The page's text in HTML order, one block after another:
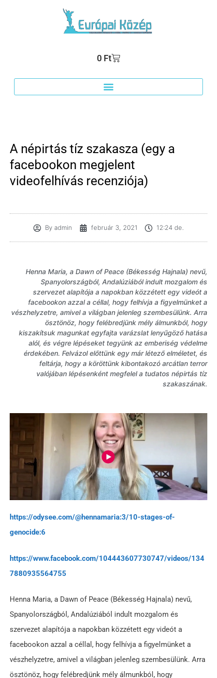
0 Ft
A népirtás tíz szakasza (egy a
facebookon megjelent
videofelhívás recenziója)
By admin február 3, 2021 12:24 de.
Henna Maria, a Dawn of Peace (Békesség Hajnala) nevű,
Spanyolországból, Andalúziából indult mozgalom és
szervezet alapítója a napokban közzétett egy videót a
facebookon azzal a céllal, hogy felhívja a figyelmünket a
vészhelyzetre, amivel a világban jelenleg szembesülünk. Arra
ösztönöz, hogy felébredjünk mély álmunkból, hogy
kiszakítsuk magunkat egyfajta varázslat lenyűgöző hatása
alól, és végre lépéseket tegyünk az emberiség védelme
érdekében. Felvázol előttünk egy már létező elméletet, és
feltárja, hogy a köröttünk kibontakozó arcátlan terror
valójában lépésenként megfelel a tudatos népirtás tíz
szakaszának.
https://odysee.com/@hennamaria:3/10-stages-of-
genocide:6
https://www.facebook.com/104443607730747/videos/134
7880935564755
Henna Maria, a Dawn of Peace (Békesség Hajnala) nevű,
Spanyolországból, Andalúziából indult mozgalom és
szervezet alapítója a napokban közzétett egy videót a
facebookon azzal a céllal, hogy felhívja a figyelmünket a
vészhelyzetre, amivel a világban jelenleg szembesülünk. Arra
ösztönöz, hogy felébredjünk mély álmunkból, hogy